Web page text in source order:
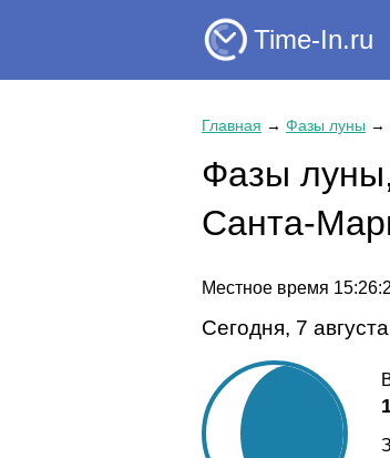
Time-In.ru
Главная → Фазы луны →
Фазы
Санта-
Местное время
Сегодня, 7 августа